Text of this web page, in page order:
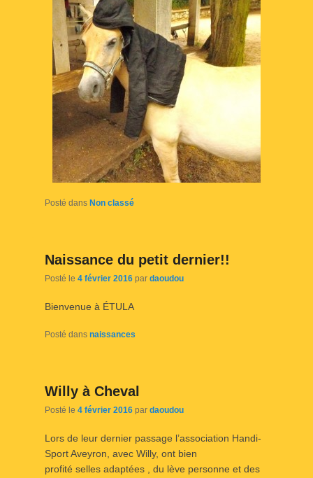
Posté dans Non classé
Naissance du petit dernier!!
Posté le 4 février 2016 par daoudou
Bienvenue à ÉTULA
Posté dans naissances
Willy à Cheval
Posté le 4 février 2016 par daoudou
Lors de leur dernier passage l’association Handi-
Sport Aveyron, avec Willy, ont bien
profité selles adaptées , du lève personne et des